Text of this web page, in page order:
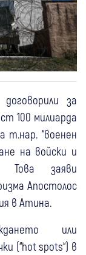
за
100 милиарда
т.нар. “военен
на войски и
Това заяви
Апостолос
в Атина.
или
(“hot spots“) в